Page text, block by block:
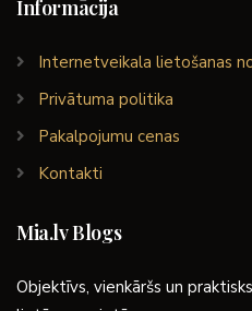
Informācija
Internetveikala lietošanas
Privātuma politika
Pakalpojumu cenas
Kontakti
Mia.lv Blogs
Objektīvs, vienkāršs un